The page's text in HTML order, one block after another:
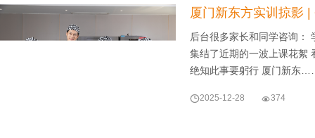
厦门新东方实训掠影
后台很多家长和同学咨询：
集结了近期的一波上课花絮
绝知此事要躬行 厦门新东
2025-12-28 374